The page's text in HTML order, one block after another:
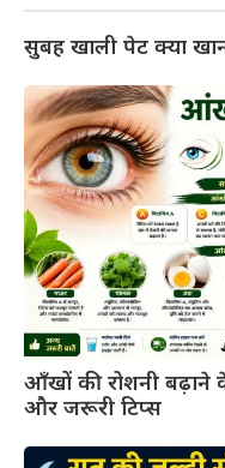
सुबह खाली पेट क्या
आँखों की रोशनी बढ़ाने
और जरूरी टिप्स